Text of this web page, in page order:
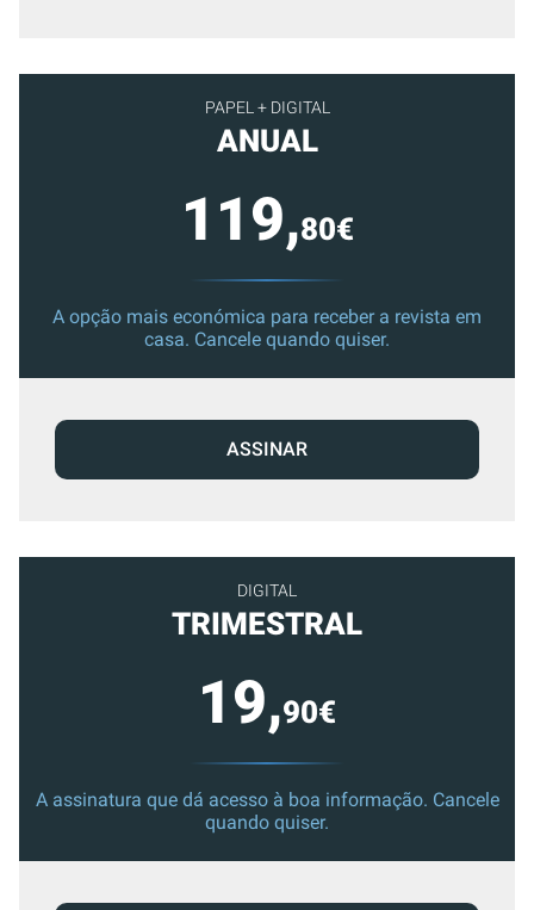
PAPEL + DIGITAL
ANUAL
119,80€
A opção mais económica para receber a revista em
casa. Cancele quando quiser.
ASSINAR
DIGITAL
TRIMESTRAL
19,90€
A assinatura que dá acesso à boa informação. Cancele
quando quiser.